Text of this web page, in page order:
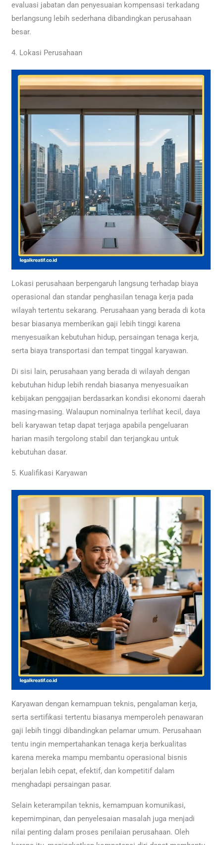
evaluasi jabatan dan penyesuaian kompensasi terkadang
berlangsung lebih sederhana dibandingkan perusahaan
besar.
4. Lokasi Perusahaan
Lokasi perusahaan berpengaruh langsung terhadap biaya
operasional dan standar penghasilan tenaga kerja pada
wilayah tertentu sekarang. Perusahaan yang berada di kota
besar biasanya memberikan gaji lebih tinggi karena
menyesuaikan kebutuhan hidup, persaingan tenaga kerja,
serta biaya transportasi dan tempat tinggal karyawan.
Di sisi lain, perusahaan yang berada di wilayah dengan
kebutuhan hidup lebih rendah biasanya menyesuaikan
kebijakan penggajian berdasarkan kondisi ekonomi daerah
masing-masing. Walaupun nominalnya terlihat kecil, daya
beli karyawan tetap dapat terjaga apabila pengeluaran
harian masih tergolong stabil dan terjangkau untuk
kebutuhan dasar.
5. Kualifikasi Karyawan
Karyawan dengan kemampuan teknis, pengalaman kerja,
serta sertifikasi tertentu biasanya memperoleh penawaran
gaji lebih tinggi dibandingkan pelamar umum. Perusahaan
tentu ingin mempertahankan tenaga kerja berkualitas
karena mereka mampu membantu operasional bisnis
berjalan lebih cepat, efektif, dan kompetitif dalam
menghadapi persaingan pasar.
Selain keterampilan teknis, kemampuan komunikasi,
kepemimpinan, dan penyelesaian masalah juga menjadi
nilai penting dalam proses penilaian perusahaan. Oleh